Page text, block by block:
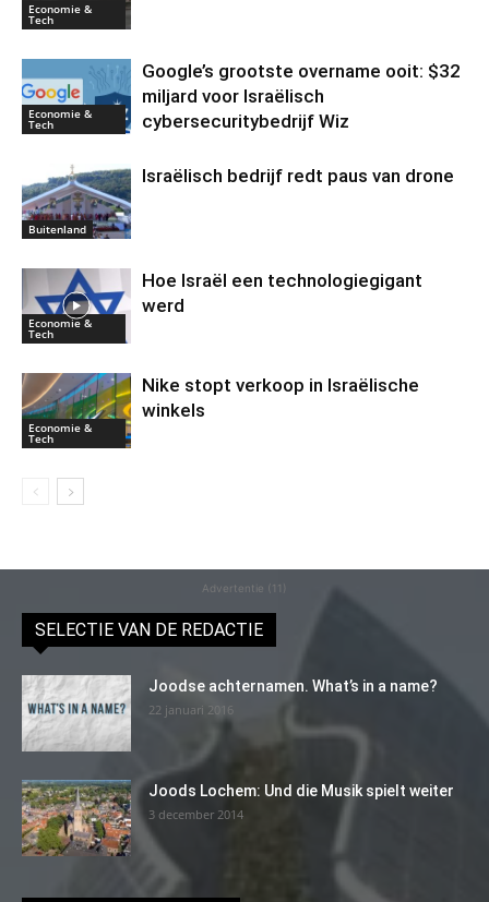
Economie &
Tech
Economie &
Tech
Google’s grootste overname ooit: $32
miljard voor Israëlisch
cybersecuritybedrijf Wiz
Buitenland
Israëlisch bedrijf redt paus van drone
Economie &
Tech
Hoe Israël een technologiegigant
werd
Economie &
Tech
Nike stopt verkoop in Israëlische
winkels
Advertentie (11)
SELECTIE VAN DE REDACTIE
Joodse achternamen. What’s in a name?
22 januari 2016
Joods Lochem: Und die Musik spielt weiter
3 december 2014